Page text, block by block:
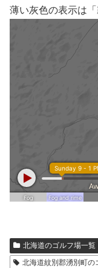
薄い灰色の表示は
北海道のゴルフ場一
北海道紋別郡湧別町の